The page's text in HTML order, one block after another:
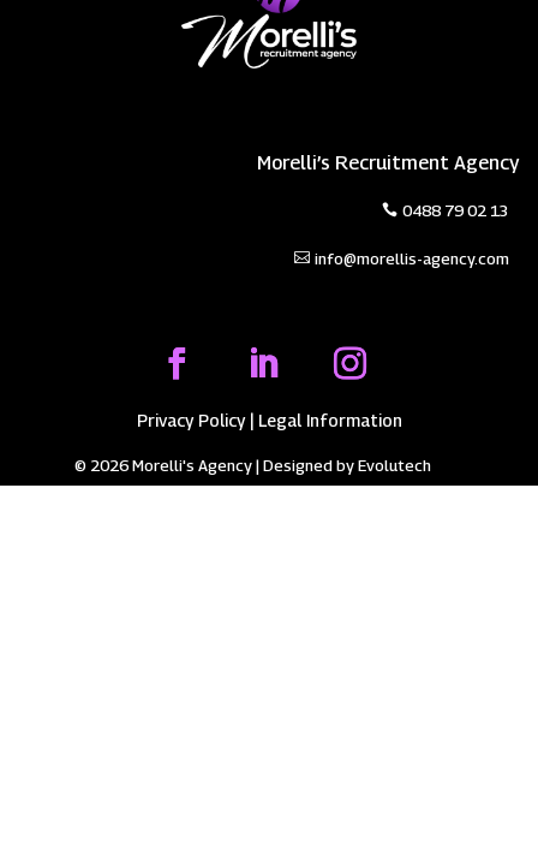
Morelli’s Recruitment Agency
0488 79 02 13
info@morellis-agency.com
Privacy Policy| Legal Information
© 2026 Morelli's Agency | Designed byEvolutech